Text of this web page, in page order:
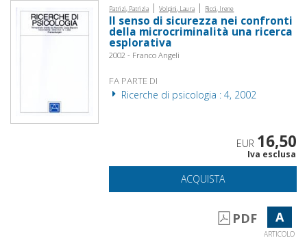
Patrizi, Patrizia | Volpini, Laura | Ricci, Irene
Il senso di sicurezza nei confronti
della microcriminalità una ricerca
esplorativa
2002 - Franco Angeli
FA PARTE DI
Ricerche di psicologia : 4, 2002
EUR 16,50
Iva esclusa
ACQUISTA
PDF A
ARTICOLO